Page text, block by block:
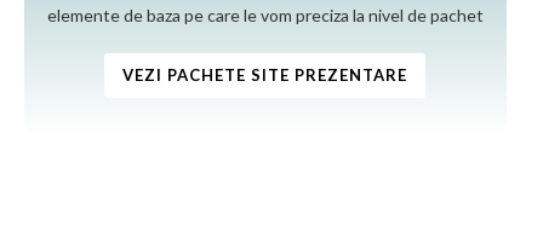
elemente de baza pe care le vom preciza la nivel de pachet
VEZI PACHETE SITE PREZENTARE